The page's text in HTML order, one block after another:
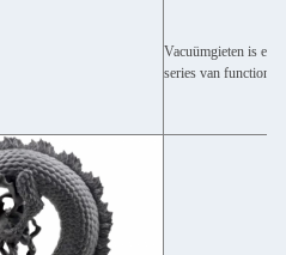
Vacuümgieten is
series van